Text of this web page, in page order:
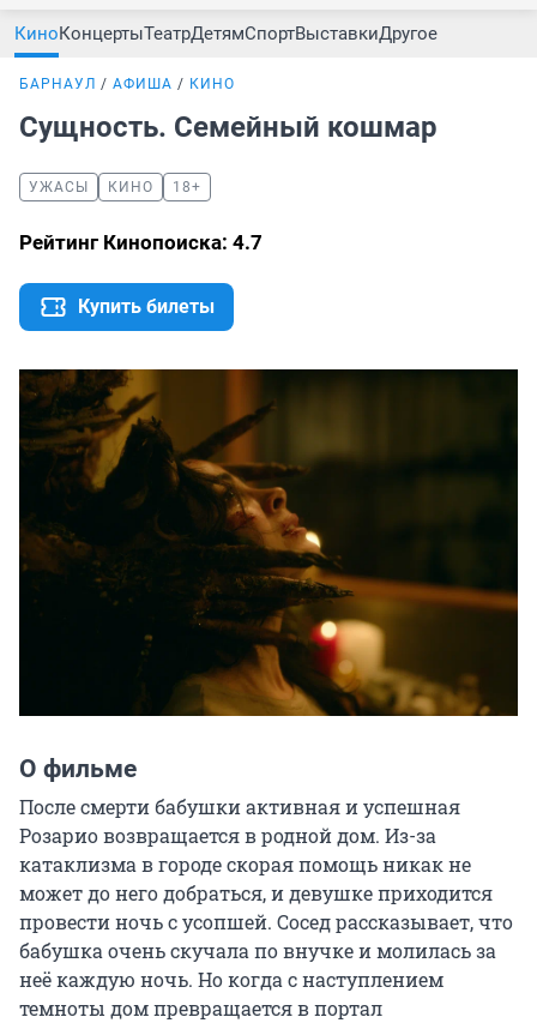
КиноКонцертыТеатрДетямСпортВыставкиДругое
БАРНАУЛ АФИША КИНО
Сущность. Семейный кошмар
УЖАСЫ КИНО 18+
Рейтинг Кинопоиска: 4.7
Купить билеты
О фильме
После смерти бабушки активная и успешная
Розарио возвращается в родной дом. Из-за
катаклизма в городе скорая помощь никак не
может до него добраться, и девушке приходится
провести ночь с усопшей. Сосед рассказывает, что
бабушка очень скучала по внучке и молилась за
неё каждую ночь. Но когда с наступлением
темноты дом превращается в портал